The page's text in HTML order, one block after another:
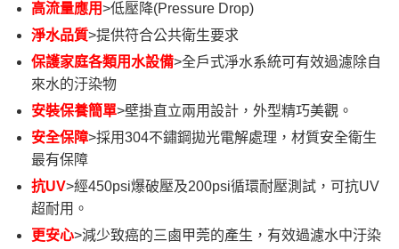
高流量應用>低壓降(Pressure Drop)
淨水品質>提供符合公共衛生要求
保護家庭各類用水設備>全戶式淨水系統可有效過濾除自
來水的汙染物
安裝保養簡單>壁掛直立兩用設計，外型精巧美觀。
安全保障>採用304不鏽鋼拋光電解處理，材質安全衛生
最有保障
抗UV>經450psi爆破壓及200psi循環耐壓測試，可抗UV
超耐用。
更安心>減少致癌的三鹵甲莞的產生​，有效過濾水中汙染